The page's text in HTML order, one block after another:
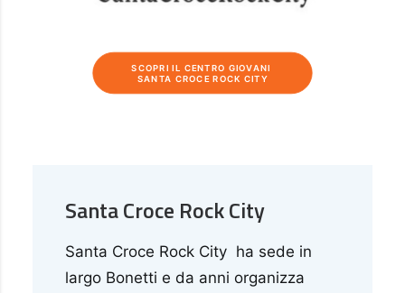
SCOPRI IL CENTRO GIOVANI
SANTA CROCE ROCK CITY
Santa Croce Rock City
Santa Croce Rock City ha sede in
largo Bonetti e da anni organizza